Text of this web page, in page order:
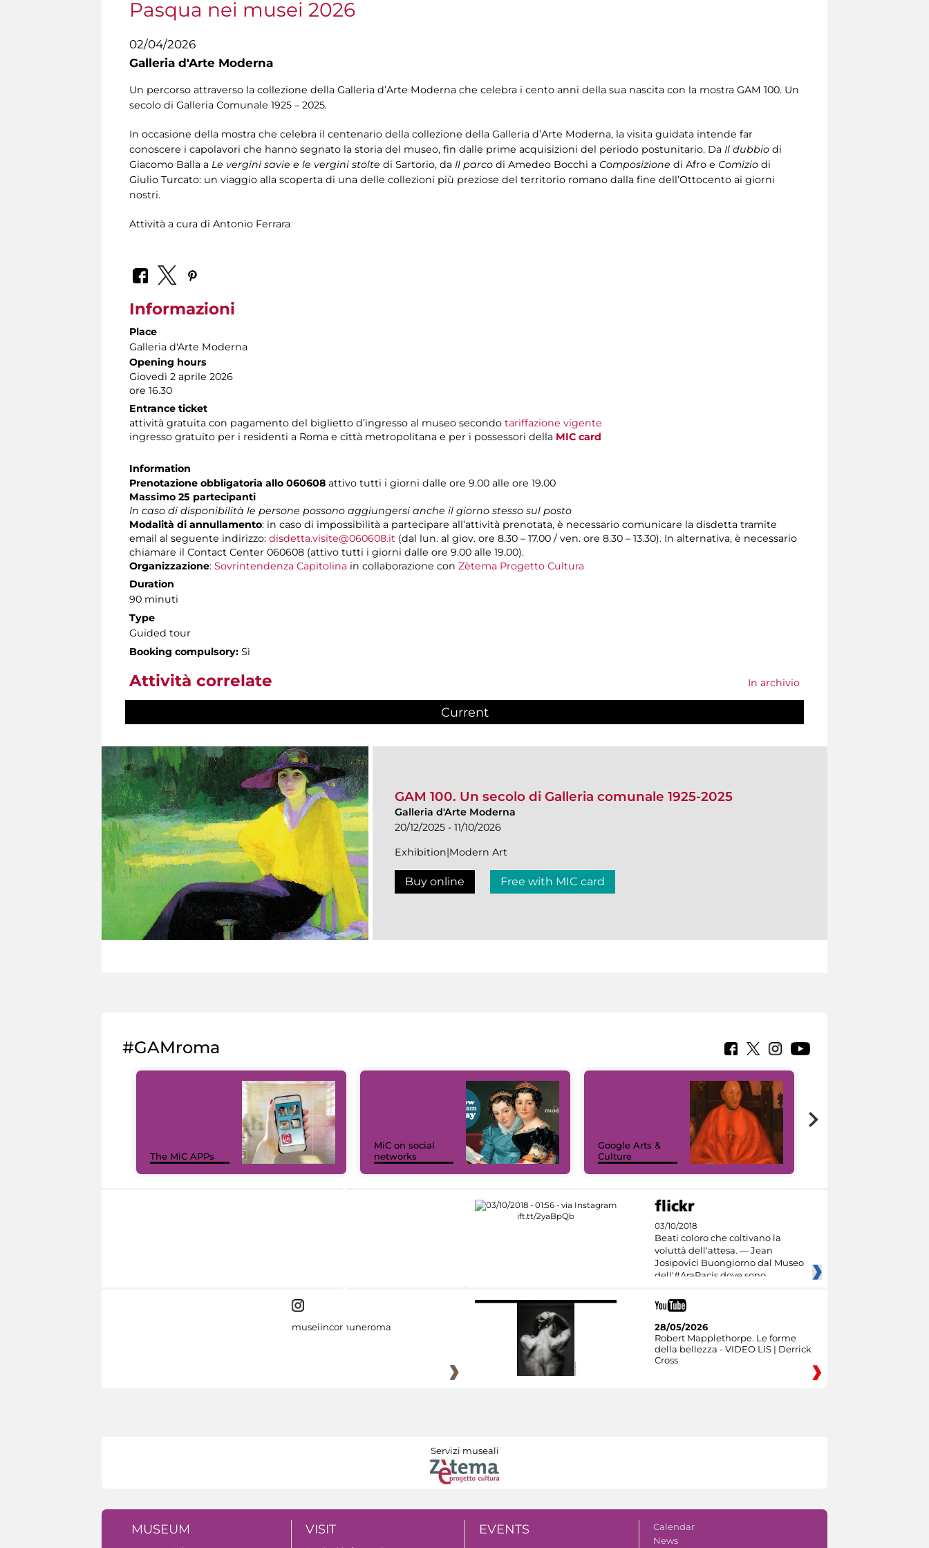
Pasqua nei musei 2026
02/04/2026
Galleria d'Arte Moderna
Un percorso attraverso la collezione della Galleria d’Arte Moderna che celebra i cento anni della sua nascita con la mostra GAM 100. Un
secolo di Galleria Comunale 1925 – 2025.
In occasione della mostra che celebra il centenario della collezione della Galleria d’Arte Moderna, la visita guidata intende far
conoscere i capolavori che hanno segnato la storia del museo, fin dalle prime acquisizioni del periodo postunitario. Da Il dubbio di
Giacomo Balla a Le vergini savie e le vergini stolte di Sartorio, da Il parco di Amedeo Bocchi a Composizione di Afro e Comizio di
Giulio Turcato: un viaggio alla scoperta di una delle collezioni più preziose del territorio romano dalla fine dell’Ottocento ai giorni
nostri.
Attività a cura di Antonio Ferrara
Informazioni
Place
Galleria d'Arte Moderna
Opening hours
Giovedì 2 aprile 2026
ore 16.30
Entrance ticket
attività gratuita con pagamento del biglietto d’ingresso al museo secondo tariffazione vigente
ingresso gratuito per i residenti a Roma e città metropolitana e per i possessori della MIC card
Information
Prenotazione obbligatoria allo 060608 attivo tutti i giorni dalle ore 9.00 alle ore 19.00
Massimo 25 partecipanti
In caso di disponibilità le persone possono aggiungersi anche il giorno stesso sul posto
Modalità di annullamento: in caso di impossibilità a partecipare all’attività prenotata, è necessario comunicare la disdetta tramite
email al seguente indirizzo: disdetta.visite@060608.it (dal lun. al giov. ore 8.30 – 17.00 / ven. ore 8.30 – 13.30). In alternativa, è necessario
chiamare il Contact Center 060608 (attivo tutti i giorni dalle ore 9.00 alle 19.00).
Organizzazione: Sovrintendenza Capitolina in collaborazione con Zètema Progetto Cultura
Duration
90 minuti
Type
Guided tour
Booking compulsory: Sì
Attività correlate In archivio
Current(active tab)
GAM 100. Un secolo di Galleria comunale 1925-2025
Galleria d'Arte Moderna
20/12/2025 - 11/10/2026
Exhibition|Modern Art
Buy online Free with MIC card
#GAMroma
The MiC APPs
MiC on social
networks
Google Arts &
Culture
03/10/2018
Beati coloro che coltivano la
voluttà dell'attesa. — Jean
Josipovici Buongiorno dal Museo
dell'#AraPacis dove sono
museiincomuneroma
28/05/2026
Robert Mapplethorpe. Le forme
della bellezza - VIDEO LIS | Derrick
Cross
Servizi museali
MUSEUM VISIT EVENTS
Calendar
News